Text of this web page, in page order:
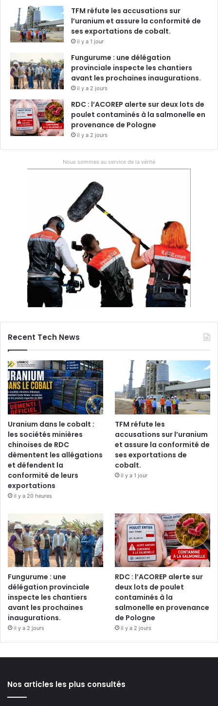
TFM réfute les accusations sur
l’uranium et assure la conformité de
ses exportations de cobalt.
il y a 1 jour
Fungurume : une délégation
provinciale inspecte les chantiers
avant les prochaines inaugurations.
il y a 2 jours
RDC : l’ACOREP alerte sur deux lots de
poulet contaminés à la salmonelle en
provenance de Pologne
il y a 2 jours
Nous sommes au service de la vérité
Recent Tech News
Uranium dans le cobalt :
les sociétés minières
chinoises de RDC
démentent les allégations
et défendent la
conformité de leurs
exportations
il y a 20 heures
TFM réfute les
accusations sur l’uranium
et assure la conformité de
ses exportations de
cobalt.
il y a 1 jour
Fungurume : une
délégation provinciale
inspecte les chantiers
avant les prochaines
inaugurations.
il y a 2 jours
RDC : l’ACOREP alerte sur
deux lots de poulet
contaminés à la
salmonelle en provenance
de Pologne
il y a 2 jours
Nos articles les plus consultés